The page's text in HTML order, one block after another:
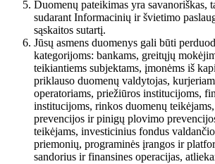
Duomenų pateikimas yra savanoriškas,
sudarant Informacinių ir švietimo
sąskaitos sutartį.
Jūsų asmens duomenys gali būti
kategorijoms: bankams, greitųjų
teikiantiems subjektams, įmonėms iš
priklauso duomenų valdytojas,
operatoriams, priežiūros institucijoms,
institucijoms, rinkos duomenų
prevencijos ir pinigų plovimo
teikėjams, investicinius fondus
priemonių, programinės įrangos ir
sandorius ir finansines operacijas,